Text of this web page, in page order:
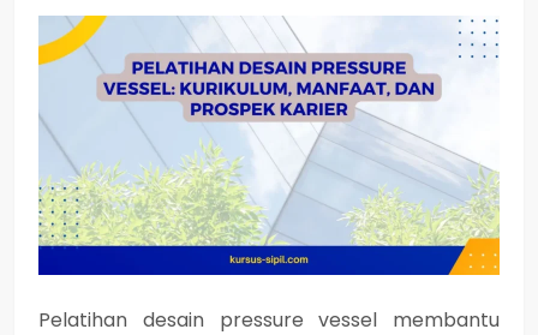
Pelatihan desain pressure vessel membantu